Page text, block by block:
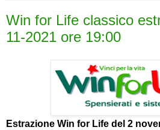
Win for Life classico
11-2021 ore 19:00
Estrazione Win for Life del 2